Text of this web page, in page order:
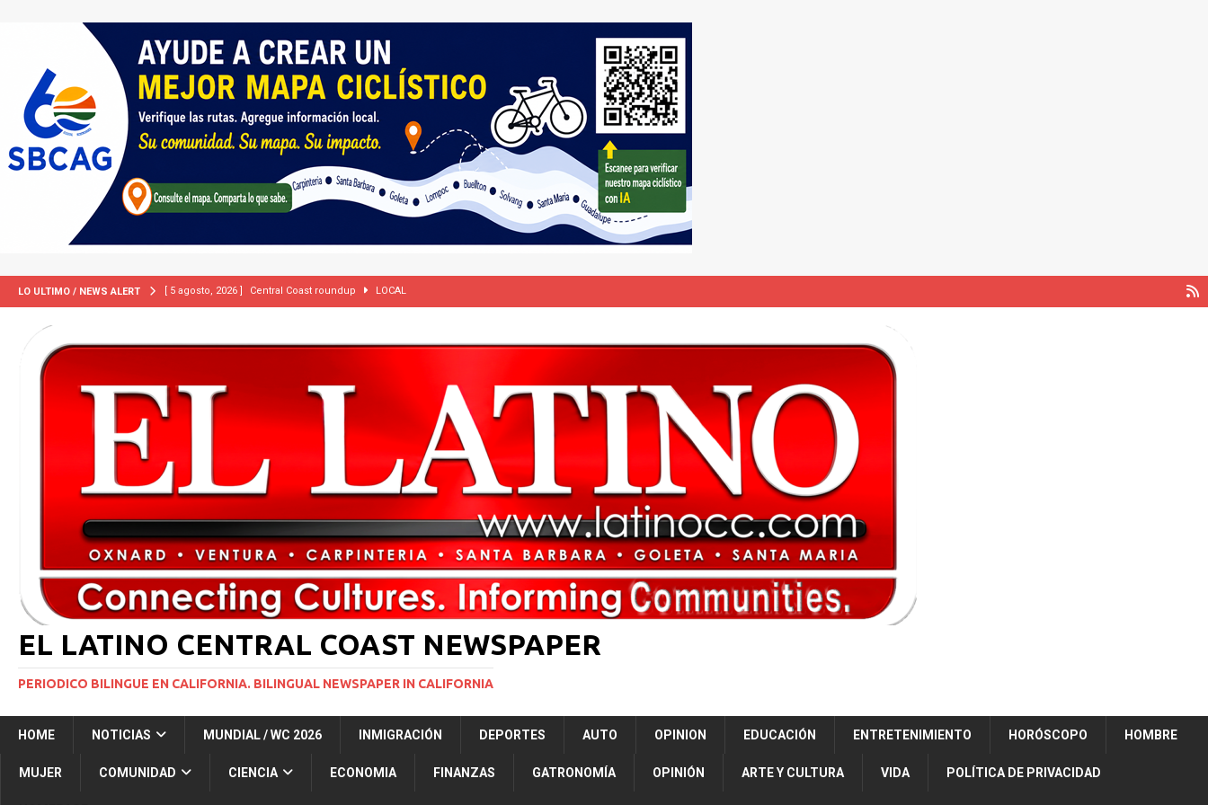
LO ULTIMO / NEWS ALERT [ 5 agosto, 2026 ] Central Coast roundup LOCAL
extranjeros” INMIGRACIÓN
Colombia apaga el ‘efecto Vini’. Brasil 1 – Colombia 1
[ 29 marzo, 2024 ] Corte Suprema levanta suspensión a ley de Texas que permite a la policía detener a migrantes
[ 1 marzo, 2024 ] Potente tormenta invernal desatará la mayor nevada en lo que va del año en California NACIONALES
[ 5 agosto, 2026 ] International roundup INTERNACIONAL
EL LATINO CENTRAL COAST NEWSPAPER
PERIODICO BILINGUE EN CALIFORNIA. BILINGUAL NEWSPAPER IN CALIFORNIA
HOME NOTICIAS MUNDIAL / WC 2026 INMIGRACIÓN DEPORTES AUTO OPINION EDUCACIÓN ENTRETENIMIENTO HORÓSCOPO HOMBRE
MUJER COMUNIDAD CIENCIA ECONOMIA FINANZAS GATRONOMÍA OPINIÓN ARTE Y CULTURA VIDA POLÍTICA DE PRIVACIDAD